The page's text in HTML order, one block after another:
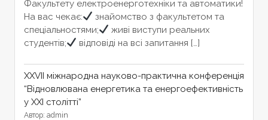
Факультету електроенерготехніки та автоматики!
На вас чекає:
знайомство з факультетом та
спеціальностями;
живі виступи реальних
студентів;
відповіді на всі запитання […]
XXVІІ міжнародна науково-практична конференція
“Відновлювана енергетика та енергоефективність
у XXI столітті”
Автор: admin